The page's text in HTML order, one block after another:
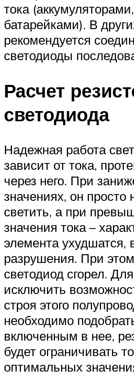
тока (аккумуляторами,
батарейками). В
рекомендуется
светодиоды
Расчет
светодиода
Надежная работа
зависит от тока,
через него. При
значениях, он просто
светить, а при
значения тока –
элемента ухудшатся,
разрушения. При
светодиод сгорел.
исключить
строя этого
необходимо
включенным в нее,
будет ограничивать
оптимальных